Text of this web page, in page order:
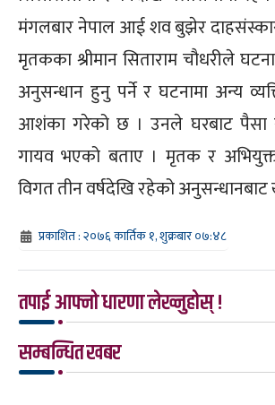
मंगलबार नेपाल आई शव बुझेर
मृतकका श्रीमान सिताराम चौधरीले
अनुसन्धान हुनु पर्ने र घटनामा अन्य
आशंका गरेको छ । उनले घरबाट पैसा
गायव भएको बताए । मृतक र
विगत तीन वर्षदेखि रहेको
प्रकाशित : २०७६ कार्तिक १, शुक्रबार ०७:४८
तपाई आफ्नो धारणा लेख्नुहोस् !
सम्बन्धित खबर